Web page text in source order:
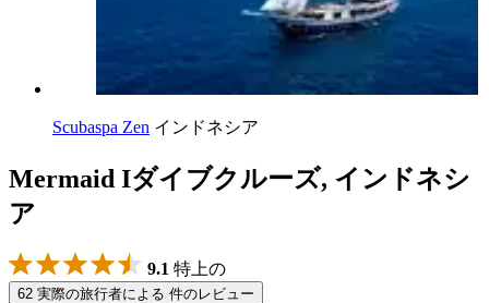
Scubaspa Zen インドネシア
Mermaid Iダイブクルーズ, インドネシ
ア
9.1 特上の
62 実際の旅行者による 件のレビュー